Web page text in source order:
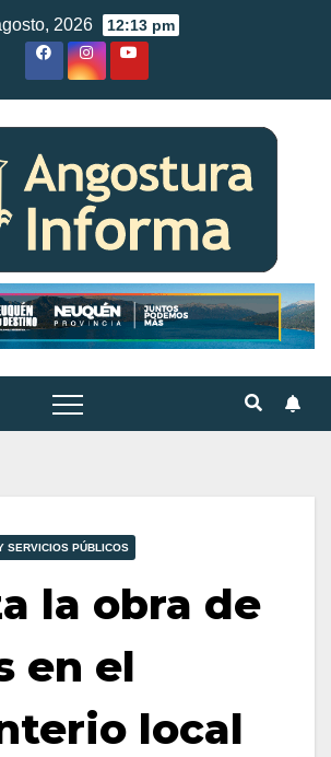
2026 12:13 pm
SERVICIOS PÚBLICOS
la obra de
en el
local